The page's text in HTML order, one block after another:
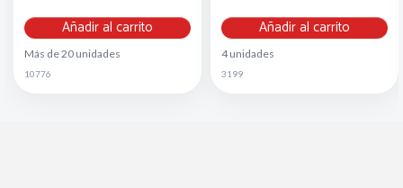
Añadir al carrito
Más de 20 unidades
10776
Añadir al carrito
4 unidades
3199